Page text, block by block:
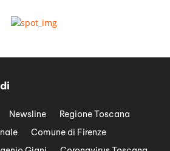
Newsline
Regione Toscana
Comune di Firenze